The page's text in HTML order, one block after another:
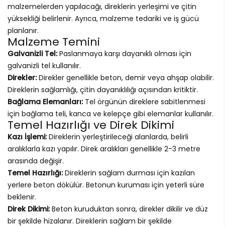
malzemelerden yapılacağı, direklerin yerleşimi ve çitin
yüksekliği belirlenir. Ayrıca, malzeme tedariki ve iş gücü
planlanır.
Malzeme Temini
Galvanizli Tel:Paslanmaya karşı dayanıklı olması için
galvanizli tel kullanılır.
Direkler:Direkler genellikle beton, demir veya ahşap olabilir.
Direklerin sağlamlığı, çitin dayanıklılığı açısından kritiktir.
Bağlama Elemanları:Tel örgünün direklere sabitlenmesi
için bağlama teli, kanca ve kelepçe gibi elemanlar kullanılır.
Temel Hazırlığı ve Direk Dikimi
Kazı İşlemi:Direklerin yerleştirileceği alanlarda, belirli
aralıklarla kazı yapılır. Direk aralıkları genellikle 2-3 metre
arasında değişir.
Temel Hazırlığı:Direklerin sağlam durması için kazılan
yerlere beton dökülür. Betonun kuruması için yeterli süre
beklenir.
Direk Dikimi:Beton kuruduktan sonra, direkler dikilir ve düz
bir şekilde hizalanır. Direklerin sağlam bir şekilde